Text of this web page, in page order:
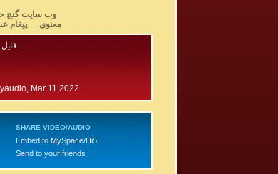
وب سایت گنج
معنوی
پیغام
فایل
Mar 11 2022
SHARE VIDEO/AUDIO
Embed to MySpace/Hi5
Send to your friends